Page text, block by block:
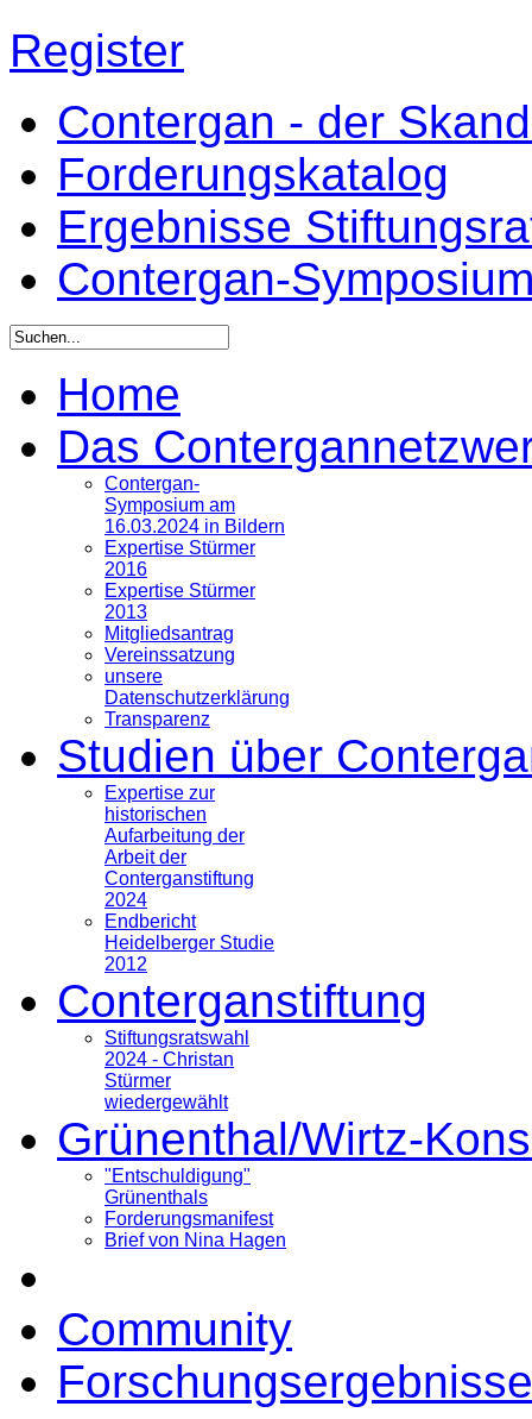
Register
Contergan - der
Forderungskatalog
Ergebnisse
Contergan-
Home
Das
Contergan-
Symposium am
16.03.2024 in Bildern
Expertise Stürmer
2016
Expertise Stürmer
2013
Mitgliedsantrag
Vereinssatzung
unsere
Datenschutzerklärung
Transparenz
Studien über
Expertise zur
historischen
Aufarbeitung der
Arbeit der
Conterganstiftung
2024
Endbericht
Heidelberger Studie
2012
Conterganstiftung
Stiftungsratswahl
2024 - Christan
Stürmer
wiedergewählt
Grünenthal/Wirtz-
"Entschuldigung"
Grünenthals
Forderungsmanifest
Brief von Nina Hagen
Community